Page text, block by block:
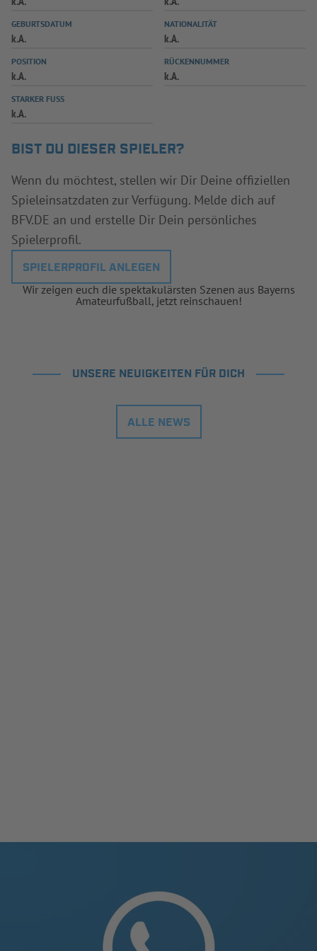
SPIELPLUS
GEBURTSDATUM
k.A.
NATIONALITÄT
k.A.
POSITION
k.A.
RÜCKENNUMMER
k.A.
STARKER FUSS
k.A.
BIST DU DIESER SPIELER?
Wenn du möchtest, stellen wir Dir Deine offiziellen
Spieleinsatzdaten zur Verfügung. Melde dich auf
BFV.DE an und erstelle Dir Dein persönliches
Spielerprofil.
SPIELERPROFIL ANLEGEN
Wir zeigen euch die spektakulärsten Szenen aus Bayerns
Amateurfußball, jetzt reinschauen!
UNSERE NEUIGKEITEN FÜR DICH
ALLE NEWS